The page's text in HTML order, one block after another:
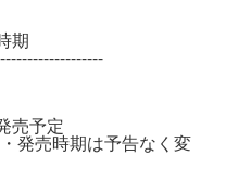
期
売予定
発売時期は予告なく変